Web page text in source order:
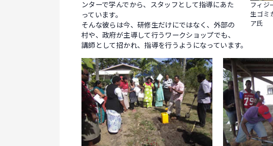
フィジ
生ゴミ
ア氏
ンターで学んでから、スタッフとして指導にあた
っています。
そんな彼らは今、研修生だけにではなく、外部の
村や、政府が主導して行うワークショップでも、
講師として招かれ、指導を行うようになっています。